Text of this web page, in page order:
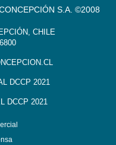
S.A. ©2008
CHILE
DCCP 2021
DCCP 2021